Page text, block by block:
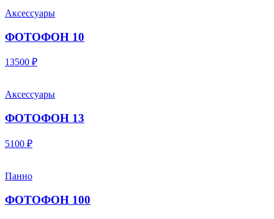
Аксессуары
ФОТОФОН 10
13500 ₽
Аксессуары
ФОТОФОН 13
5100 ₽
Панно
ФОТОФОН 100